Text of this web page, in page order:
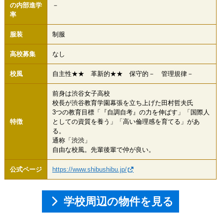
の内部進学
率
－
服装 制服
高校募集 なし
校風 自主性★★ 革新的★★ 保守的－ 管理規律－
特徴
前身は渋谷女子高校
校長が渋谷教育学園幕張を立ち上げた田村哲夫氏
3つの教育目標「『自調自考』の力を伸ばす」「国際人
としての資質を養う」「高い倫理感を育てる」があ
る。
通称「渋渋」
自由な校風。先輩後輩で仲が良い。
公式ページ https://www.shibushibu.jp/
学校周辺の物件を見る